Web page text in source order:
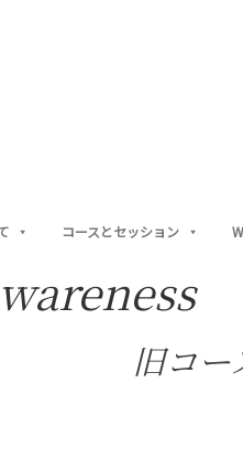
コースとセッション
旧コ